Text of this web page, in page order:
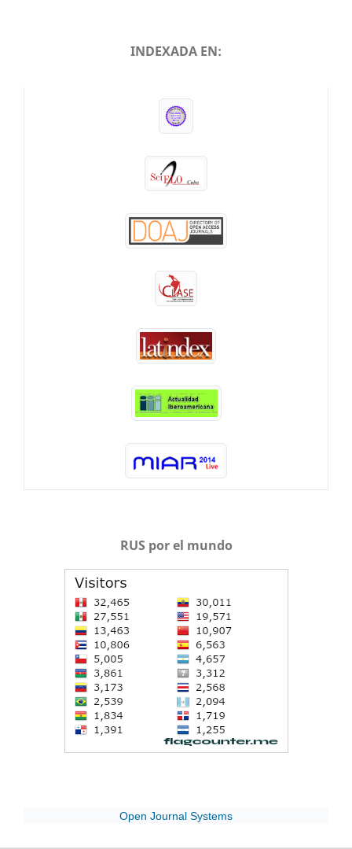
INDEXADA EN:
RUS por el mundo
Open Journal Systems